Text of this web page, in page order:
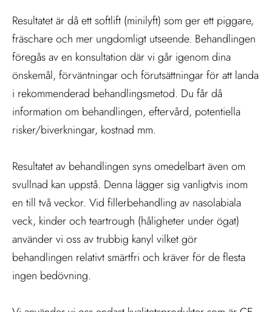
Resultatet är då ett softlift (minilyft) som ger ett piggare,
fräschare och mer ungdomligt utseende. Behandlingen
föregås av en konsultation där vi går igenom dina
önskemål, förväntningar och förutsättningar för att landa
i rekommenderad behandlingsmetod. Du får då
information om behandlingen, eftervård, potentiella
risker/biverkningar, kostnad mm.
Resultatet av behandlingen syns omedelbart även om
svullnad kan uppstå. Denna lägger sig vanligtvis inom
en till två veckor. Vid fillerbehandling av nasolabiala
veck, kinder och teartrough (håligheter under ögat)
använder vi oss av trubbig kanyl vilket gör
behandlingen relativt smärtfri och kräver för de flesta
ingen bedövning.